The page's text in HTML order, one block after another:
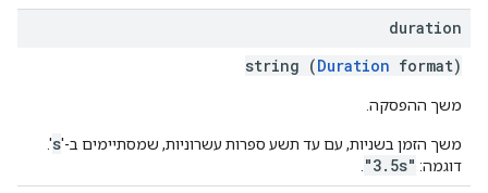
duration
string (Duration format)
משך ההפסקה.
משך הזמן בשניות, עם עד תשע ספרות עשרוניות, שמסתיימים ב-'s
'.
דוגמה: "3.5s"